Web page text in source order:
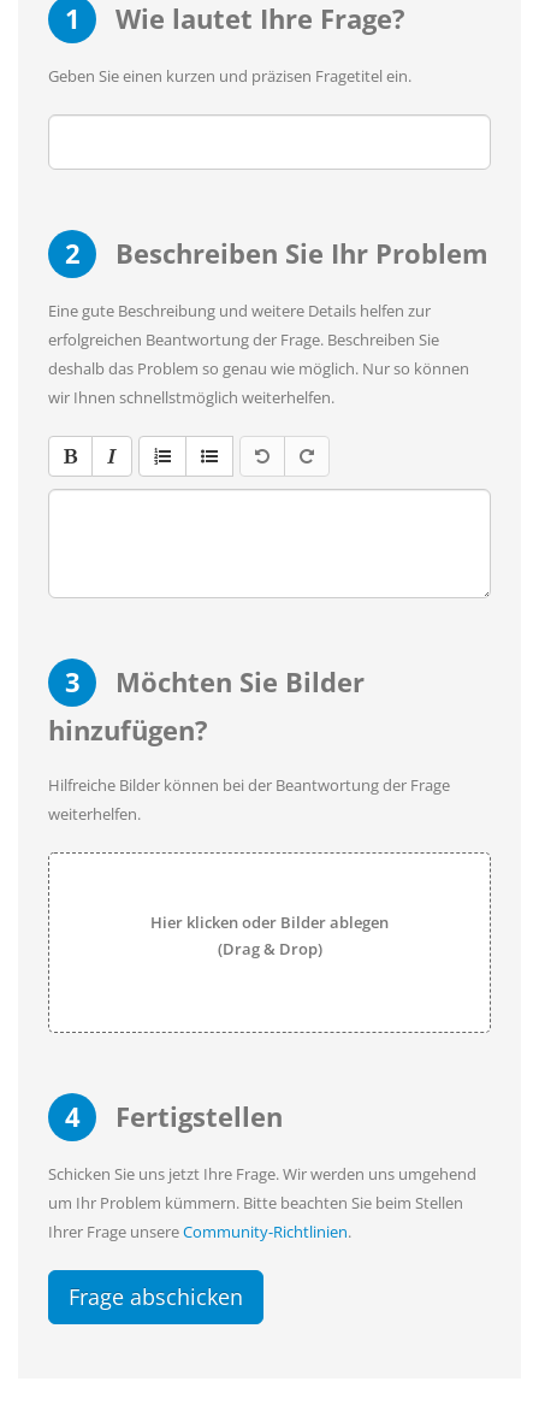
1 Wie lautet Ihre Frage?
Geben Sie einen kurzen und präzisen Fragetitel ein.
2 Beschreiben Sie Ihr Problem
Eine gute Beschreibung und weitere Details helfen zur
erfolgreichen Beantwortung der Frage. Beschreiben Sie
deshalb das Problem so genau wie möglich. Nur so können
wir Ihnen schnellstmöglich weiterhelfen.
3
Möchten Sie Bilder
hinzufügen?
Hilfreiche Bilder können bei der Beantwortung der Frage
weiterhelfen.
Hier klicken oder Bilder ablegen
(Drag & Drop)
4 Fertigstellen
Schicken Sie uns jetzt Ihre Frage. Wir werden uns umgehend
um Ihr Problem kümmern. Bitte beachten Sie beim Stellen
Ihrer Frage unsereCommunity-Richtlinien.
Frage abschicken